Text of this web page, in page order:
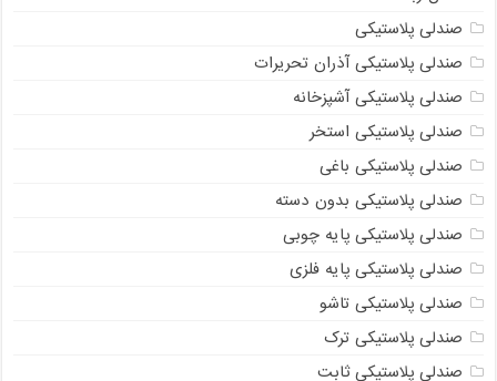
صندلی پلاستیکی
صندلی پلاستیکی آذران تحریرات
صندلی پلاستیکی آشپزخانه
صندلی پلاستیکی استخر
صندلی پلاستیکی باغی
صندلی پلاستیکی بدون دسته
صندلی پلاستیکی پایه چوبی
صندلی پلاستیکی پایه فلزی
صندلی پلاستیکی تاشو
صندلی پلاستیکی ترک
صندلی پلاستیکی ثابت